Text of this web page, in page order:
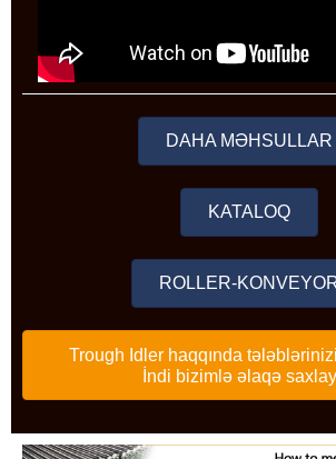
DAHA MƏHSULLAR
KATALOQ
ROLLER-
Trough Idler haqqında
İndi bizimlə əlaqə